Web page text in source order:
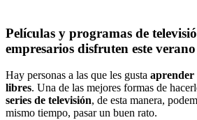
Películas y programas de
empresarios disfruten este verano
Hay personas a las que les gusta aprender
libres. Una de las mejores formas de
series de televisión, de esta manera,
mismo tiempo, pasar un buen rato.